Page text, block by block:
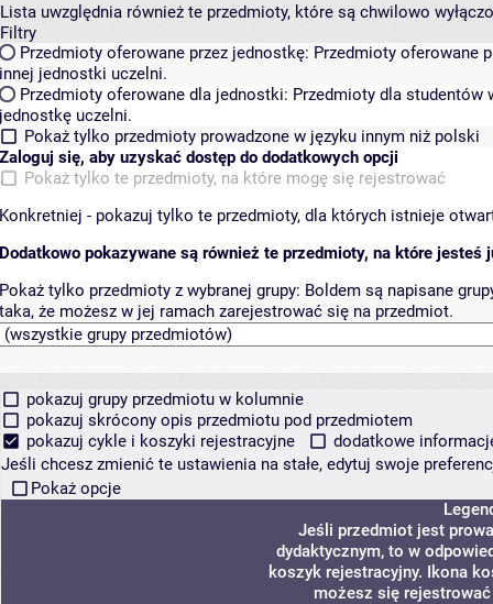
Lista uwzględnia również te przedmioty, które są chwilowo
Filtry
Przedmioty oferowane przez jednostkę: Przedmioty oferowane
innej jednostki uczelni.
Przedmioty oferowane dla jednostki: Przedmioty dla studentów
jednostkę uczelni.
Pokaż tylko przedmioty prowadzone w języku innym niż polski
Zaloguj się, aby uzyskać dostęp do dodatkowych opcji
Pokaż tylko te przedmioty, na które mogę się rejestrować
Konkretniej - pokazuj tylko te przedmioty, dla których istnieje
Dodatkowo pokazywane są również te przedmioty, na które jesteś
Pokaż tylko przedmioty z wybranej grupy: Boldem są napisane
taka, że możesz w jej ramach zarejestrować się na przedmiot.
pokazuj grupy przedmiotu w kolumnie
pokazuj skrócony opis przedmiotu pod przedmiotem
pokazuj cykle i koszyki rejestracyjne
dodatkowe
Jeśli chcesz zmienić te ustawienia na stałe, edytuj swoje
Pokaż opcje
Jeśli przedmiot jest
dydaktycznym, to w
koszyk rejestracyjny. Ikona
możesz się